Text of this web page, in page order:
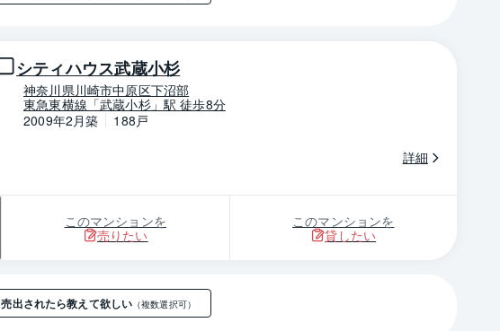
シティハウス武蔵小杉
神奈川県川崎市中原区下沼部
東急東横線「武蔵小杉」駅 徒歩8分
2009年2月築
188戸
詳細
このマンションを
売りたい
このマンションを
貸したい
売出されたら教えて欲しい （複数選択可）